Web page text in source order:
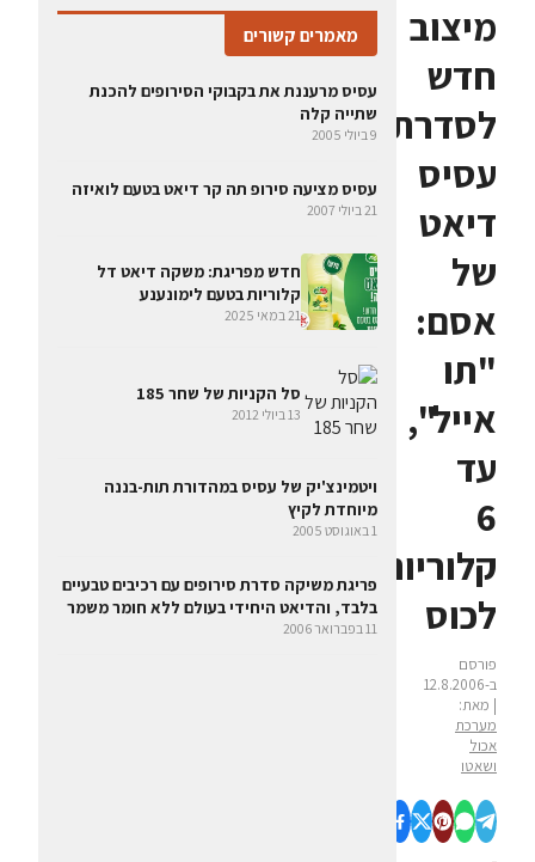
מיצוב
חדש
לסדרת
עסיס
דיאט
של
אסם:
"תו
אייל",
עד
6
קלוריות
לכוס
פורסם
ב-12.8.2006
| מאת:
מערכת
אכול
ושאטו
מאמרים קשורים
עסיס מרעננת את בקבוקי הסירופים להכנת
שתייה קלה
9 ביולי 2005
עסיס מציעה סירופ תה קר דיאט בטעם לואיזה
21 ביולי 2007
חדש מפריגת: משקה דיאט דל
קלוריות בטעם לימונענע
21 במאי 2025
סל הקניות של שחר 185
13 ביולי 2012
ויטמינצ'יק של עסיס במהדורת תות-בננה
מיוחדת לקיץ
1 באוגוסט 2005
פריגת משיקה סדרת סירופים עם רכיבים טבעיים
בלבד, והדיאט היחידי בעולם ללא חומר משמר
11 בפברואר 2006